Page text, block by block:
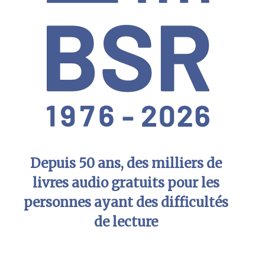
Depuis 50 ans, des milliers de
livres audio gratuits pour les
personnes ayant des difficultés
de lecture